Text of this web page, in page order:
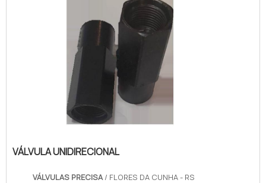
encontrar válvulas de controle direcional
em uma empresa que preza pela
segurança, enc...
VÁLVULA UNIDIRECIONAL
VÁLVULAS PRECISA/ FLORES DA CUNHA - RS